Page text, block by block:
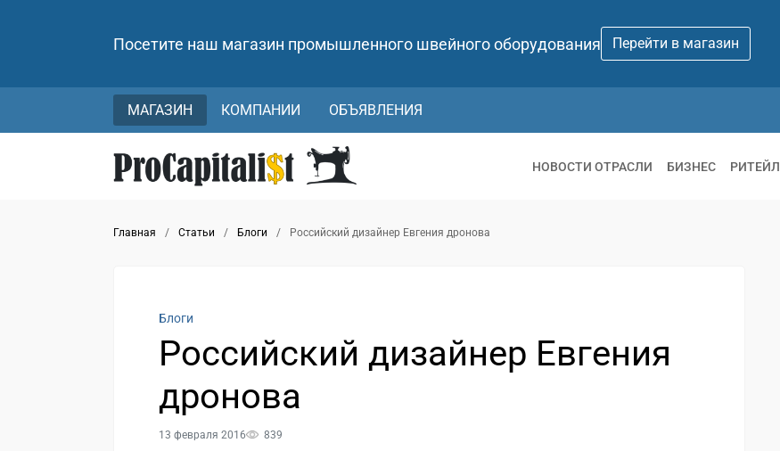
Посетите наш магазин промышленного швейного оборудования Перейти в магазин
МАГАЗИН КОМПАНИИ ОБЪЯВЛЕНИЯ
НОВОСТИ ОТРАСЛИ БИЗНЕС РИТЕЙЛ
Главная / Статьи / Блоги / Российский дизайнер Евгения дронова
Блоги
Российский дизайнер Евгения
дронова
13 февраля 2016 839